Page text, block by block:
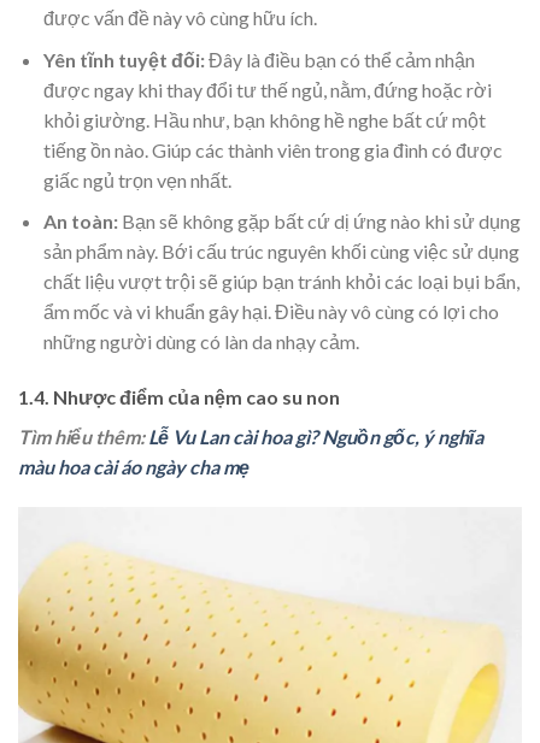
được vấn đề này vô cùng hữu ích.
Yên tĩnh tuyệt đối:Đây là điều bạn có thể cảm nhận
được ngay khi thay đổi tư thế ngủ, nằm, đứng hoặc rời
khỏi giường. Hầu như, bạn không hề nghe bất cứ một
tiếng ồn nào. Giúp các thành viên trong gia đình có được
giấc ngủ trọn vẹn nhất.
An toàn:Bạn sẽ không gặp bất cứ dị ứng nào khi sử dụng
sản phẩm này. Bới cấu trúc nguyên khối cùng việc sử dụng
chất liệu vượt trội sẽ giúp bạn tránh khỏi các loại bụi bẩn,
ẩm mốc và vi khuẩn gây hại. Điều này vô cùng có lợi cho
những người dùng có làn da nhạy cảm.
1.4. Nhược điểm của nệm cao su non
Tìm hiểu thêm:Lễ Vu Lan cài hoa gì? Nguồn gốc, ý nghĩa
màu hoa cài áo ngày cha mẹ